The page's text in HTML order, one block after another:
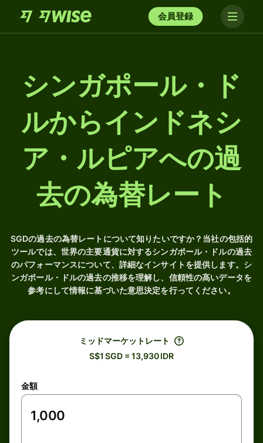
会員登録
シンガポール・ド
ルからインドネシ
ア・ルピアへの過
去の為替レート
SGDの過去の為替レートについて知りたいですか？当社の包括的
ツールでは、世界の主要通貨に対するシンガポール・ドルの過去
のパフォーマンスについて、詳細なインサイトを提供します。シ
ンガポール・ドルの過去の推移を理解し、信頼性の高いデータを
参考にして情報に基づいた意思決定を行ってください。
ミッドマーケットレート
S$1 SGD = 13,930 IDR
金額